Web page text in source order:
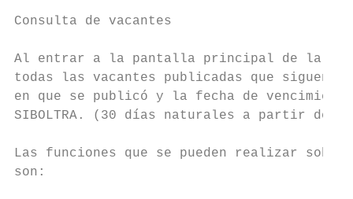
Consulta de vacantes
Al entrar a la pantalla principal de la
todas las vacantes publicadas que siguen
en que se publicó y la fecha de
SIBOLTRA. (30 días naturales a partir de
Las funciones que se pueden realizar sobre
son: